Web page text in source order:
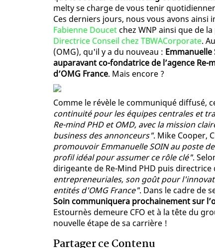
melty se charge de vous tenir
Ces derniers jours, nous vous avons
Fabienne Doucetchez WNP ainsi que de
Directrice Conseil chez TBWACorporate.
(OMG), qu'il y a du nouveau : Emmanuelle
auparavant co-fondatrice de l’agence Re-
d’OMG France. Mais encore ?
Comme le révèle le communiqué diffusé,
continuité pour les équipes centrales et
Re-mind PHD et OMD, avec la mission
business des annonceurs". Mike Cooper,
promouvoir Emmanuelle SOIN au poste
profil idéal pour assumer ce rôle clé".
dirigeante de Re-Mind PHD puis directrice
entrepreneuriales, son goût pour
entités d'OMG France". Dans le cadre de
Soin communiquera prochainement sur
Estournès demeure CFO et à la tête du
nouvelle étape de sa carrière !
Partager ce Contenu